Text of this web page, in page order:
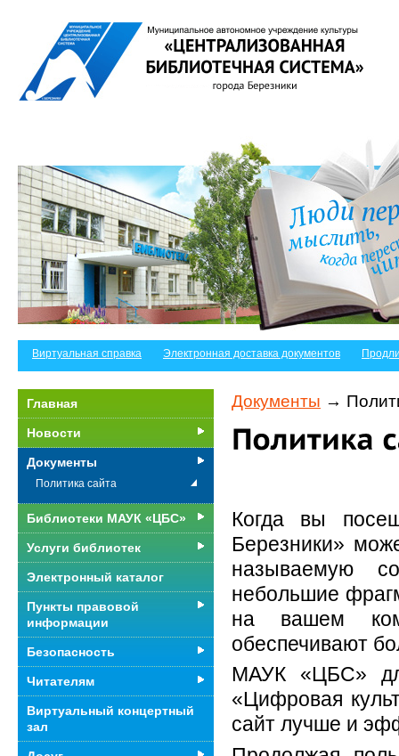
Виртуальная справка Электронная доставка документов
Документы →
Когда вы
Березники»
называемую
небольшие
на вашем
обеспечивают
МАУК «ЦБС»
«Цифровая
сайт лучше и
Главная
Новости
Документы
Политика сайта
Библиотеки МАУК «ЦБС»
Услуги библиотек
Электронный каталог
Пункты правовой
информации
Безопасность
Читателям
Виртуальный концертный
зал